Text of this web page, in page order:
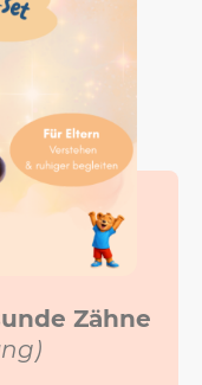
Zähne